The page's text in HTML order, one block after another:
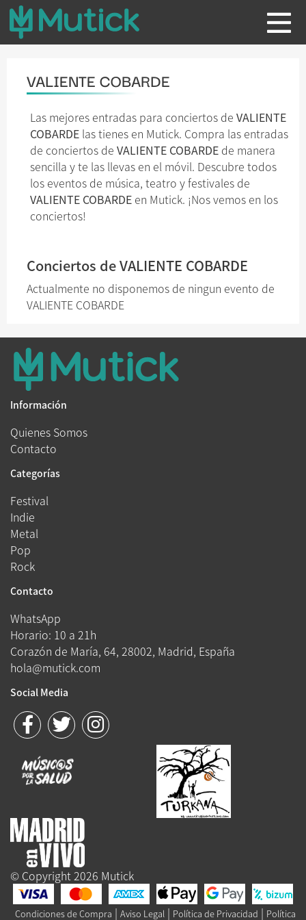
VALIENTE COBARDE
Las mejores entradas para conciertos de VALIENTE
COBARDE las tienes en Mutick. Compra las entradas
de conciertos de VALIENTE COBARDE de manera
sencilla y te las llevas en el móvil. Descubre todos
los eventos de música, teatro y festivales de
VALIENTE COBARDE en Mutick. ¡Nos vemos en los
conciertos!
Conciertos de VALIENTE COBARDE
Actualmente no disponemos de ningun evento de
VALIENTE COBARDE
Información
Quienes Somos
Contacto
Categorías
Festival
Indie
Metal
Pop
Rock
Contacto
WhatsApp
Horario: 10 a 21h
Corazón de María, 64, 28002, Madrid, España
hola@mutick.com
Social Media
© Copyright 2026 Mutick
Condiciones de Compra | Aviso Legal | Política de Privacidad | Política